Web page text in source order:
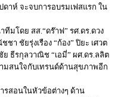
าห์ จะจบการอบรมเฟสแรก ใน
มโดย สส.“ดร๊าฟ” รศ.ดร.ดวง
ชา ชัยรุ่งเรือง “ก้อง” ปิยะ เศวต
ย ธีรกุลวาณิช “เอมี่” ผศ.ดร.ลลิต
มสนใจกับเทรนด์ด้านสุขภาพอีก
รสอนในหัวข้อต่างๆ ด้าน